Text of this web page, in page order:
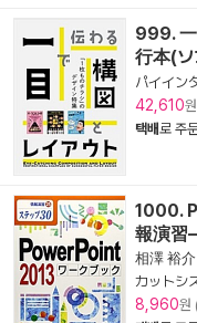
999. 一
行本(
パイイン
42,610
택배로 주
1000.
報演習
相澤 裕介
カットシ
8,960원